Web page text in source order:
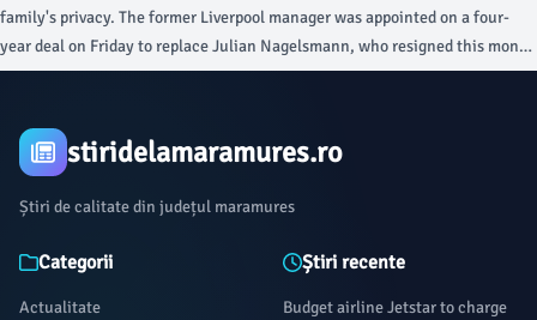
family's privacy. The former Liverpool manager was appointed on a four-
year deal on Friday to replace Julian Nagelsmann, who resigned this month
after Germany's shock World Cup defeat by Paraguay in the last 32.
stiridelamaramures.ro
Știri de calitate din județul maramures
Categorii
Actualitate
Știri recente
Budget airline Jetstar to charge